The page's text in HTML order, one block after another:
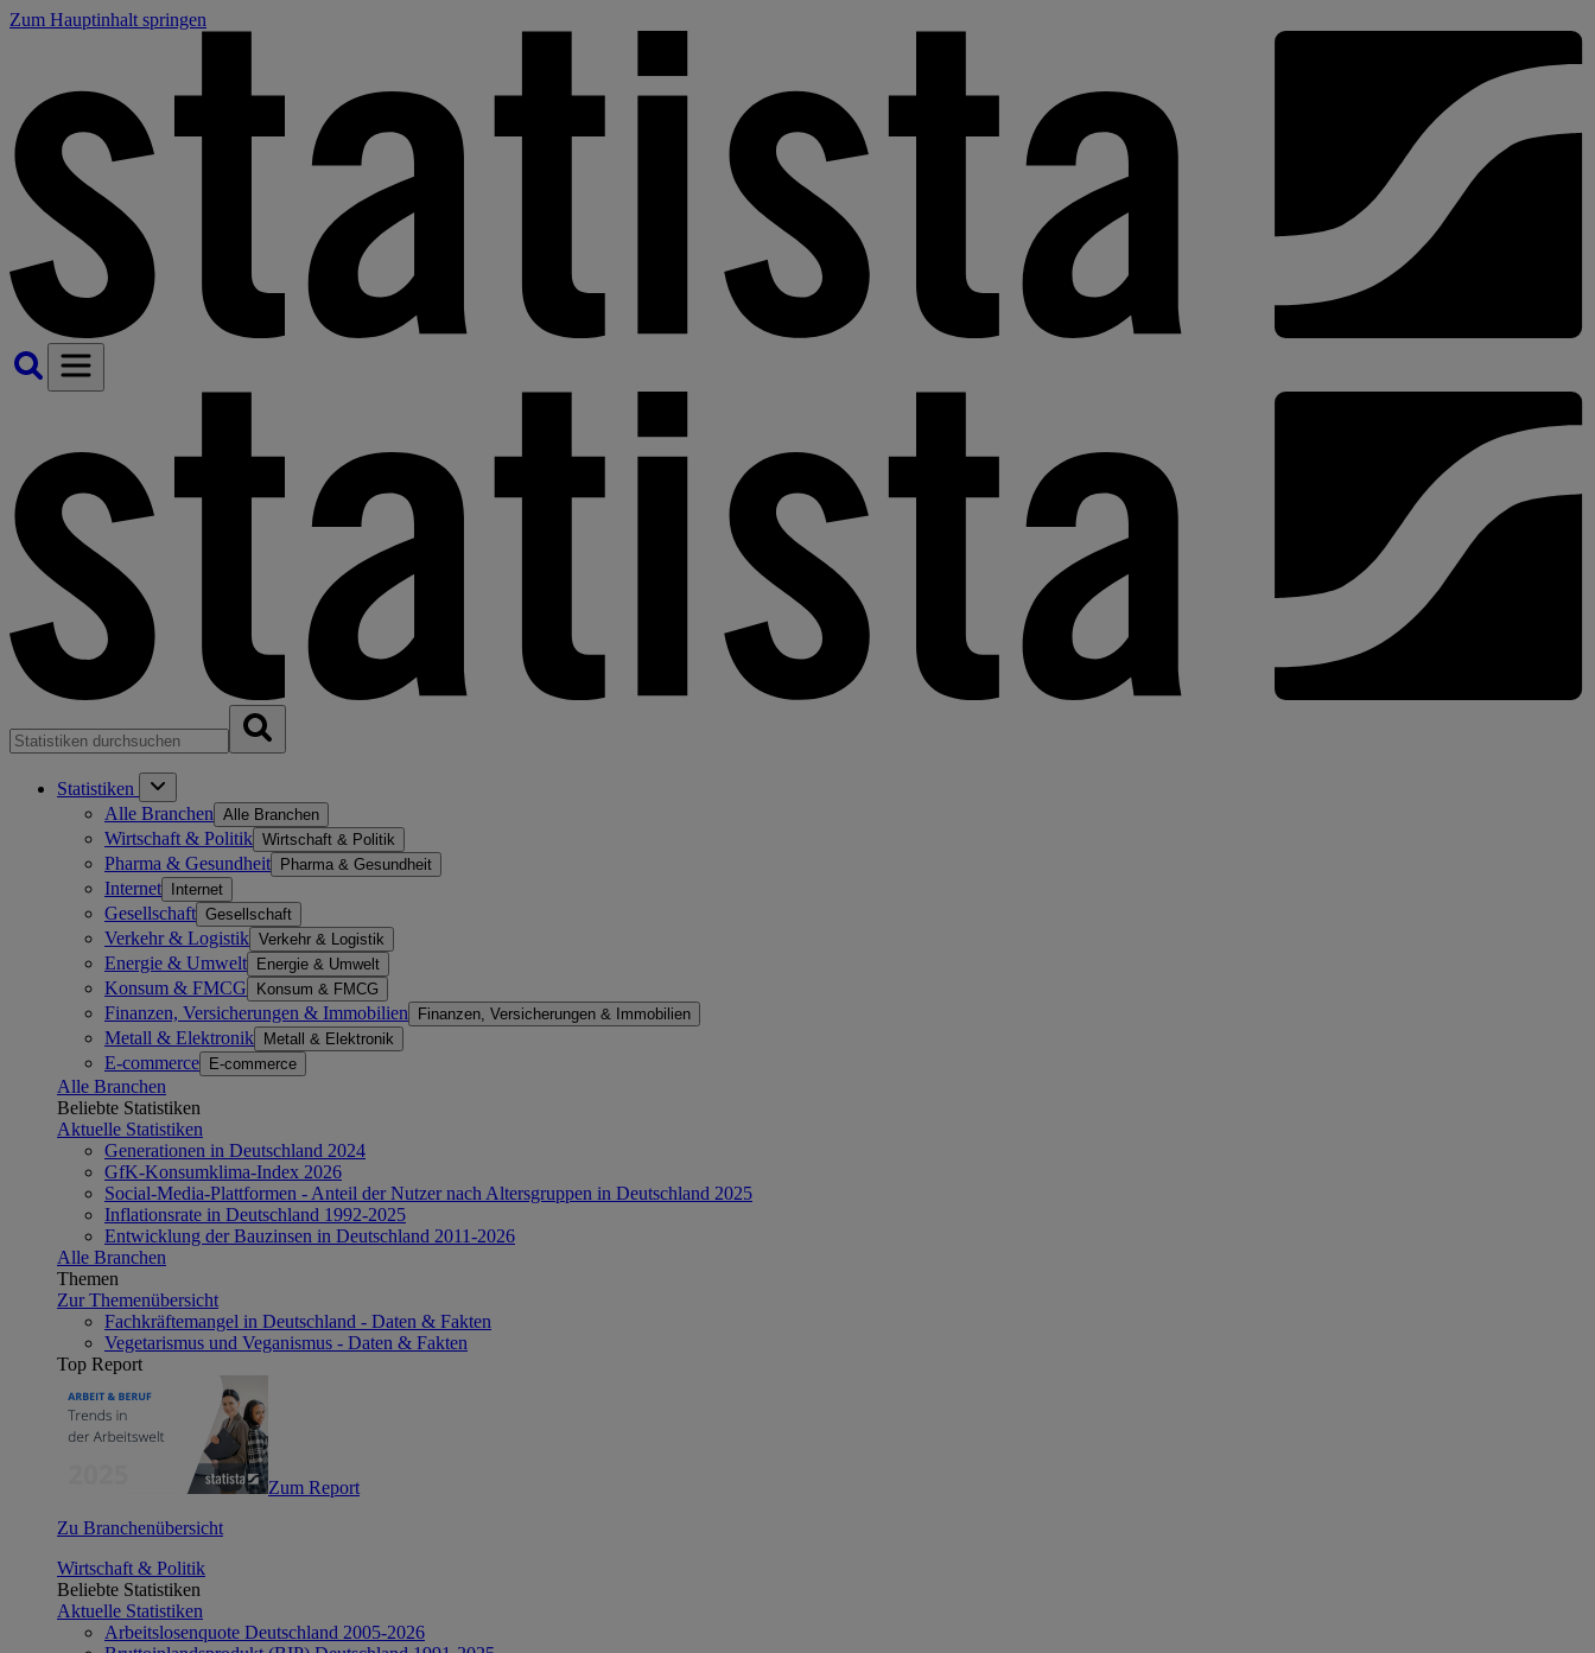
Zum Hauptinhalt springen
Statistiken
Alle Branchen Alle Branchen
Wirtschaft & Politik Wirtschaft & Politik
Pharma & Gesundheit Pharma & Gesundheit
Internet Internet
Gesellschaft Gesellschaft
Verkehr & Logistik Verkehr & Logistik
Energie & Umwelt Energie & Umwelt
Konsum & FMCG Konsum & FMCG
Finanzen, Versicherungen & Immobilien Finanzen, Versicherungen & Immobilien
Metall & Elektronik Metall & Elektronik
E-commerce E-commerce
Alle Branchen
Beliebte Statistiken
Aktuelle Statistiken
Generationen in Deutschland 2024
GfK-Konsumklima-Index 2026
Social-Media-Plattformen - Anteil der Nutzer nach Altersgruppen in Deutschland 2025
Inflationsrate in Deutschland 1992-2025
Entwicklung der Bauzinsen in Deutschland 2011-2026
Alle Branchen
Themen
Zur Themenübersicht
Fachkräftemangel in Deutschland - Daten & Fakten
Vegetarismus und Veganismus - Daten & Fakten
Top Report
Zum Report
Zu Branchenübersicht
Wirtschaft & Politik
Beliebte Statistiken
Aktuelle Statistiken
Arbeitslosenquote Deutschland 2005-2026